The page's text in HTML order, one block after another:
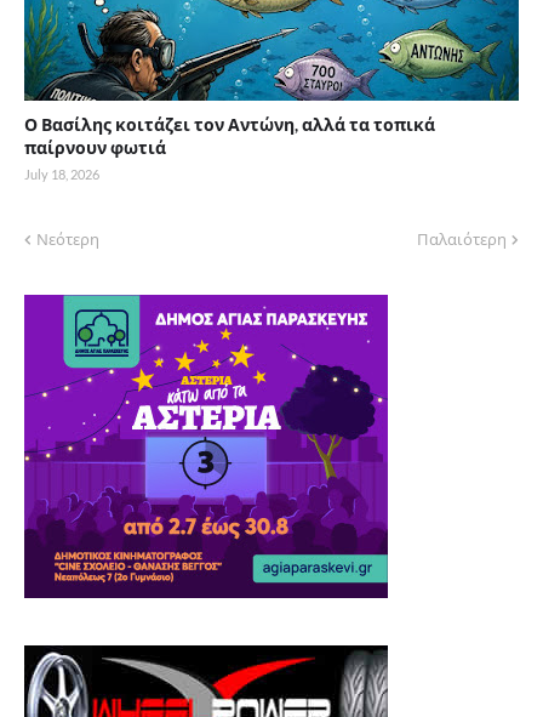
Ο Βασίλης κοιτάζει τον Αντώνη, αλλά τα τοπικά
παίρνουν φωτιά
July 18, 2026
Νεότερη Παλαιότερη